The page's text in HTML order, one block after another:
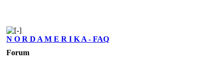
N O R D A M E R I K A - FAQ
Forum